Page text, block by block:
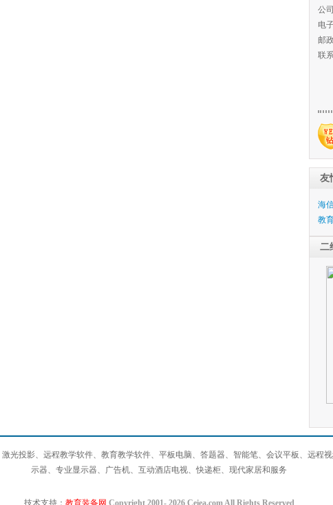
公
电
邮
联
友
海
教
二
光投影、远程教学软件、教育教学软件、平板电脑、答题器、智能笔、会议平板、远程
示器、专业显示器、广告机、互动酒店电视、快递柜、现代家居和服务
技术支持： 教育装备网 Copyright 2001- 2026 Ceiea.com All Rights Reserved